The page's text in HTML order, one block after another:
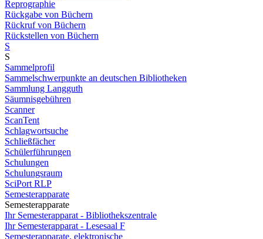
Reprographie
Rückgabe von Büchern
Rückruf von Büchern
Rückstellen von Büchern
S
S
Sammelprofil
Sammelschwerpunkte an deutschen Bibliotheken
Sammlung Langguth
Säumnisgebühren
Scanner
ScanTent
Schlagwortsuche
Schließfächer
Schülerführungen
Schulungen
Schulungsraum
SciPort RLP
Semesterapparate
Semesterapparate
Ihr Semesterapparat - Bibliothekszentrale
Ihr Semesterapparat - Lesesaal F
Semesterapparate, elektronische